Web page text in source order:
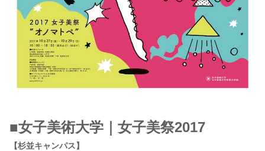
■女子美術大学｜女子美祭2017
【杉並キャンパス】